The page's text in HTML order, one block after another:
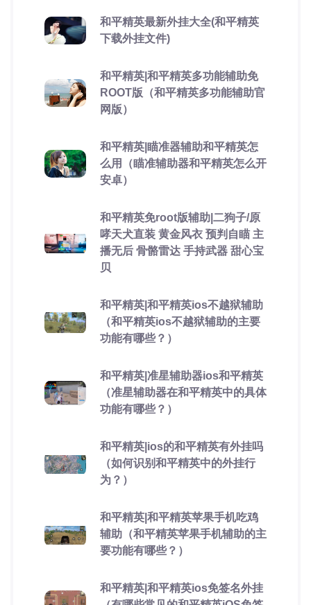
和平精英最新外挂大全(和平精英
下载外挂文件)
和平精英|和平精英多功能辅助免
ROOT版（和平精英多功能辅助官
网版）
和平精英|瞄准器辅助和平精英怎
么用（瞄准辅助器和平精英怎么开
安卓）
和平精英免root版辅助|二狗子/原
哮天犬直装 黄金风衣 预判自瞄 主
播无后 骨骼雷达 手持武器 甜心宝
贝
和平精英|和平精英ios不越狱辅助
（和平精英ios不越狱辅助的主要
功能有哪些？）
和平精英|准星辅助器ios和平精英
（准星辅助器在和平精英中的具体
功能有哪些？）
和平精英|ios的和平精英有外挂吗
（如何识别和平精英中的外挂行
为？）
和平精英|和平精英苹果手机吃鸡
辅助（和平精英苹果手机辅助的主
要功能有哪些？）
和平精英|和平精英ios免签名外挂